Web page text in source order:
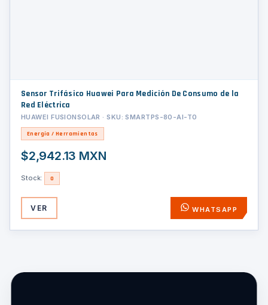
Sensor Trifásico Huawei Para Medición De Consumo de la
Red Eléctrica
HUAWEI FUSIONSOLAR · SKU: SMARTPS-80-AI-T0
Energía / Herramientas
$2,942.13 MXN
Stock: 0
VER WHATSAPP